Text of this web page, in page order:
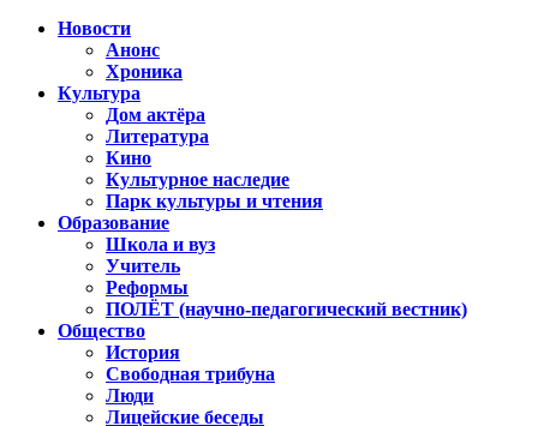
Новости
Анонс
Хроника
Культура
Дом актёра
Литература
Кино
Культурное наследие
Парк культуры и чтения
Образование
Школа и вуз
Учитель
Реформы
ПОЛЁТ (научно-педагогический вестник)
Общество
История
Свободная трибуна
Люди
Лицейские беседы